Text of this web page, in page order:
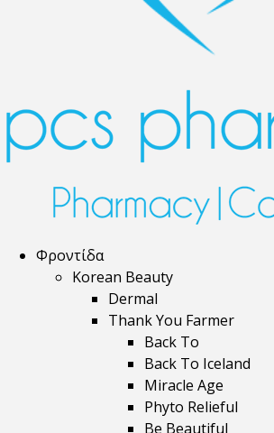
Φροντίδα
Korean Beauty
Dermal
Thank You Farmer
Back To
Back To Iceland
Miracle Age
Phyto Relieful
Be Beautiful